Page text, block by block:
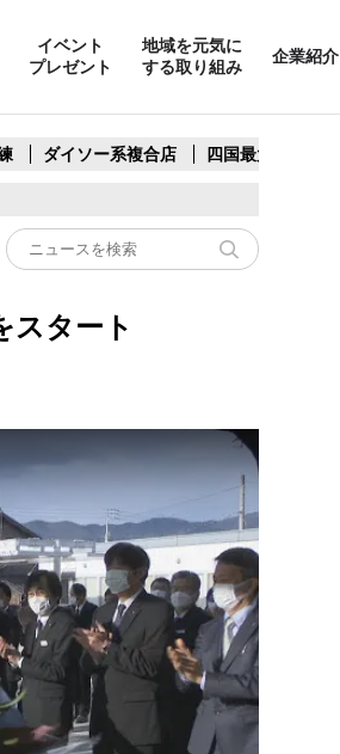
イベント
プレゼント
地域を元気に
する取り組み
企業紹介
ダイソー系複合店 四国最大スリコ
スタート